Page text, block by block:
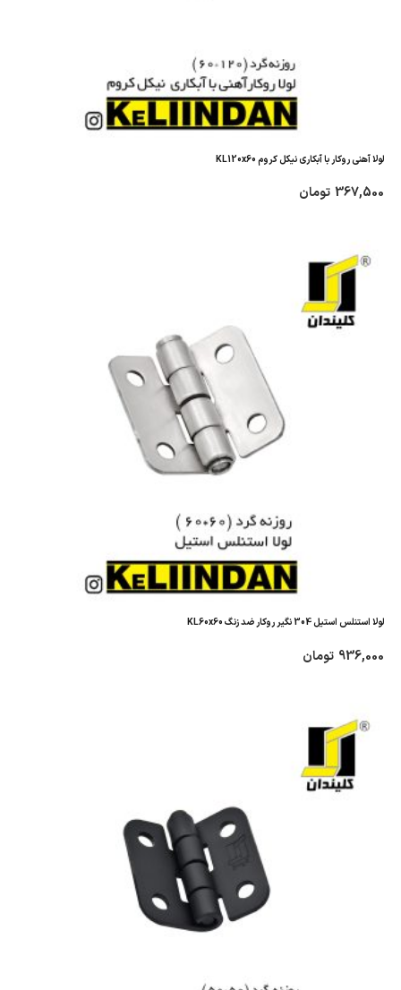
لولا آهنی روکار با آبکاری نیکل کروم KL120x60
367,500 تومان
لولا استنلس استیل 304 نگیر روکار ضد زنگ KL60x60
936,000 تومان